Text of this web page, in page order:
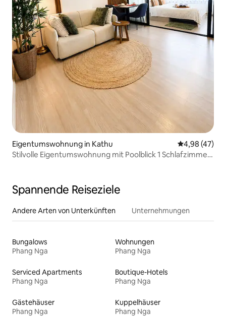
Eigentumswohnung in Kathu
4,98 (47)
Stilvolle Eigentumswohnung mit Poolblick 1 Schlafzimmer
Spannende Reiseziele
Andere Arten von Unterkünften Unternehmungen
Bungalows
Phang Nga
Wohnungen
Phang Nga
Serviced Apartments
Phang Nga
Boutique-Hotels
Phang Nga
Gästehäuser
Phang Nga
Kuppelhäuser
Phang Nga